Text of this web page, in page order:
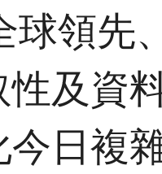
球領先
及資
日複